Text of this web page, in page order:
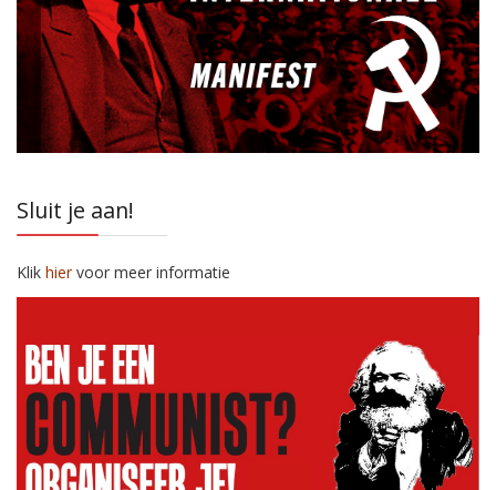
Sluit je aan!
Klik hiervoor meer informatie